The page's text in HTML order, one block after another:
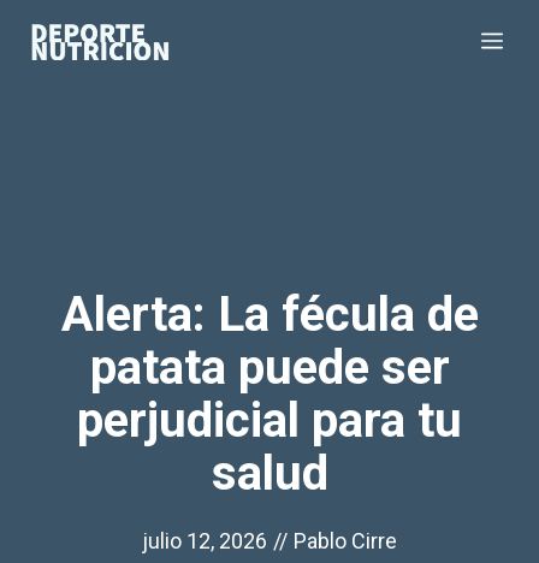
Alerta: La fécula de
patata puede ser
perjudicial para tu
salud
julio 12, 2026 // Pablo Cirre